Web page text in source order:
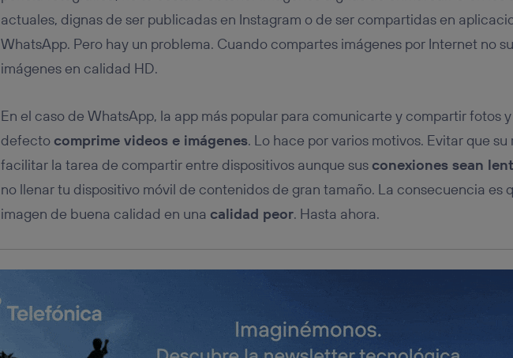
actuales, dignas de ser publicadas en Instagram o de ser compartidas en
WhatsApp. Pero hay un problema. Cuando compartes imágenes por Internet no
imágenes en calidad HD.
En el caso de WhatsApp, la app más popular para comunicarte y compartir fotos
defectocomprime videos e imágenes. Lo hace por varios motivos. Evitar que su
facilitar la tarea de compartir entre dispositivos aunque susconexiones sean
no llenar tu dispositivo móvil de contenidos de gran tamaño. La consecuencia es
imagen de buena calidad en una calidad peor. Hasta ahora.
conecte su dispositivo y consienta el uso de la tecnología recibirá el mismo
Típicamente:
Si utilizas unaconexión de banda ancha(p. ej., Wi-Fi), el marketing o análisis se
realizará en función de las actividades de navegación de los miembros del hogar
únicamente en la navegación del usuario del móvil.
Puedes gestionar los consentimientos Utiq seleccionando “Administrar Utiq” en la
inferior de esta página web o visitando el
portal de privacidad de Utiq
Para más información, consulta la política de privacidad de Utiq.